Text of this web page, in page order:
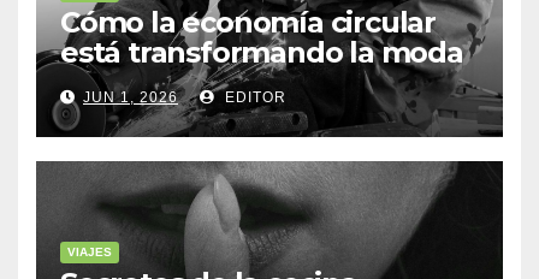
Cómo la economía circular
está transformando la moda
sostenible
JUN 1, 2026 EDITOR
VIAJES